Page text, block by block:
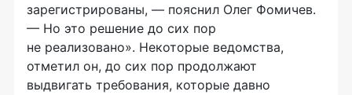
зарегистрированы, — пояснил Олег Фомичев.
— Но это решение до сих пор
не реализовано». Некоторые ведомства,
отметил он, до сих пор продолжают
выдвигать требования, которые давно